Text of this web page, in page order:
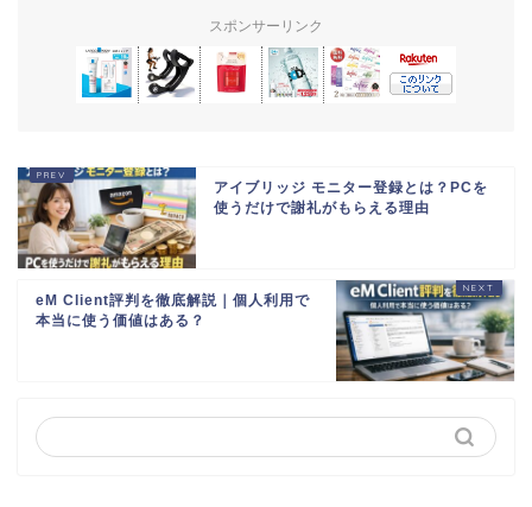
スポンサーリンク
アイブリッジ モニター登録とは？PCを
使うだけで謝礼がもらえる理由
eM Client評判を徹底解説｜個人利用で
本当に使う価値はある？